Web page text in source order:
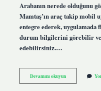
Arabanın nerede olduğunu
Mamtaş’ın araç takip mobil
entegre ederek,
durum bilgilerini görebilir ve
edebilirsiniz.…
Devamını okuyunBir
Aracın